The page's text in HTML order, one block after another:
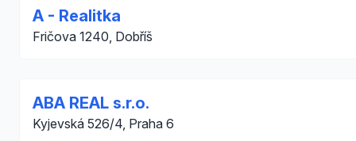
A - Realitka
Fričova 1240, Dobříš
ABA REAL s.r.o.
Kyjevská 526/4, Praha 6